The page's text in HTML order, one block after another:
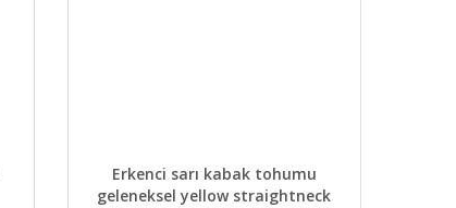
DETAYLAR SEPETE EKLE
Erkenci sarı kabak tohumu
geleneksel yellow straightneck